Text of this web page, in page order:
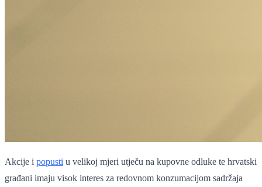
Akcije i popusti u velikoj mjeri utječu na kupovne odluke te hrvatski
građani imaju visok interes za redovnom konzumacijom sadržaja